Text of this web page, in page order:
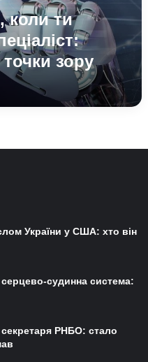
коли ти
зору
України у США: хто він
серцево-судинна система:
РНБО: стало